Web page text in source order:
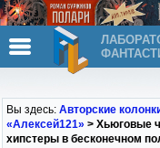
Вы здесь: Авторские
«Алексей121» > Хьюговые
хипстеры в бесконечном